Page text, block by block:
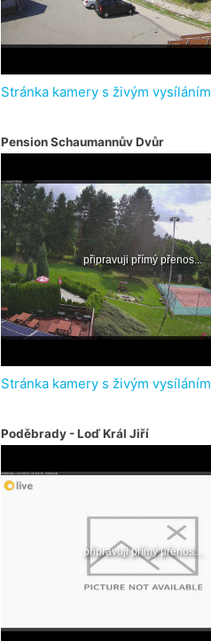
Stránka kamery s živým vysíláním
Pension Schaumannův Dvůr
Stránka kamery s živým vysíláním
Poděbrady - Loď Král Jiří